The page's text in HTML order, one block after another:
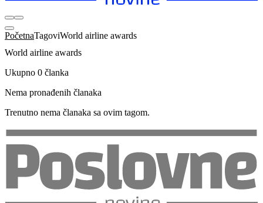
PočetnaTagoviWorld airline awards
World airline awards
Ukupno 0 članka
Nema pronađenih članaka
Trenutno nema članaka sa ovim tagom.